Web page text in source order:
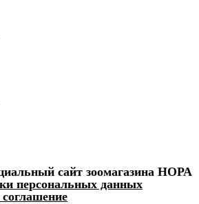
сайт зоомагазина НОРА
персональных данных